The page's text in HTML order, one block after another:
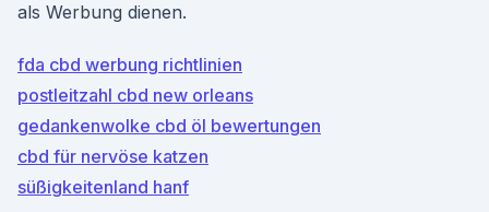
als Werbung dienen.
fda cbd werbung richtlinien
postleitzahl cbd new orleans
gedankenwolke cbd öl bewertungen
cbd für nervöse katzen
süßigkeitenland hanf